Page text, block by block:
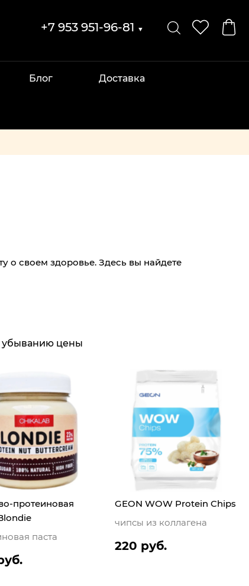
+7 953 951-96-81 ▼
Блог Доставка
о своем здоровье. Здесь вы найдете
убыванию цены
протеиновая
паста
GEON WOW Protein Chips
чипсы из коллагена
220 руб.